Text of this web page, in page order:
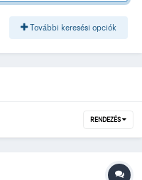
További keresési opciók
RENDEZÉS